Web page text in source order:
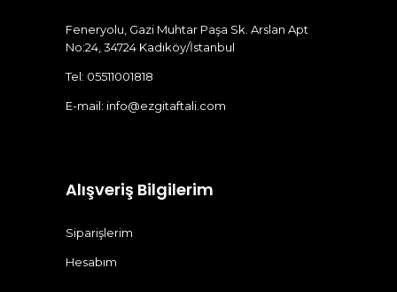
Feneryolu, Gazi Muhtar Paşa Sk. Arslan Apt
No:24, 34724 Kadıköy/İstanbul
Tel: 05511001818
E-mail: info@ezgitaftali.com
Alışveriş Bilgilerim
Siparişlerim
Hesabım